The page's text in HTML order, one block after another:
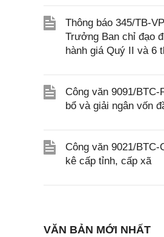
Thông báo 345/TB-
Trưởng Ban chỉ đạo
hành giá Quý II và 6
Công văn 9091/
bổ và giải ngân vốn
Công văn 9021/
kê cấp tỉnh, cấp xã
VĂN BẢN MỚI NHẤT